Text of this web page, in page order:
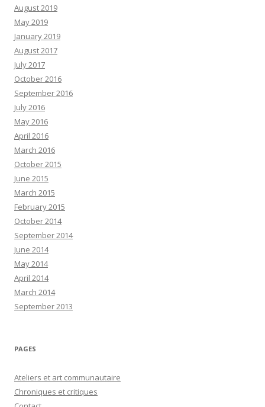
August 2019
May 2019
January 2019
August 2017
July 2017
October 2016
September 2016
July 2016
May 2016
April 2016
March 2016
October 2015
June 2015
March 2015
February 2015
October 2014
September 2014
June 2014
May 2014
April 2014
March 2014
September 2013
PAGES
Ateliers et art communautaire
Chroniques et critiques